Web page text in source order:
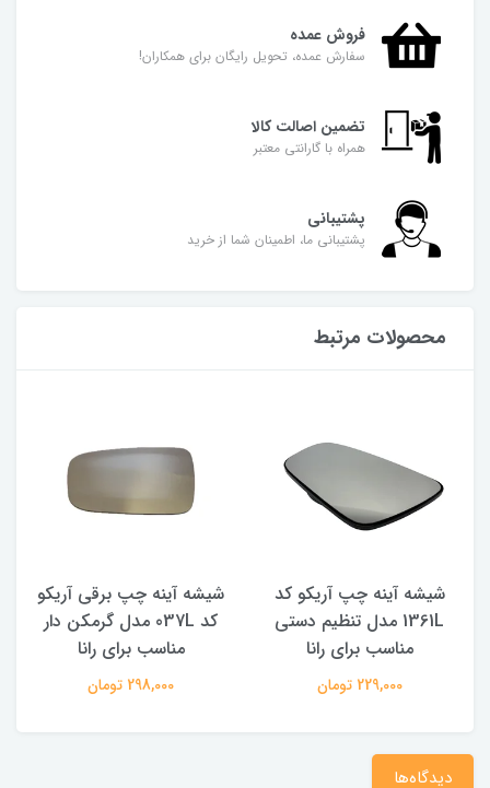
فروش عمده
سفارش عمده، تحویل رایگان برای همکاران!
تضمین اصالت کالا
همراه با گارانتی معتبر
پشتیبانی
پشتیبانی ما، اطمینان شما از خرید
محصولات مرتبط
شیشه آینه چپ آریکو کد
1361L مدل تنظیم دستی
مناسب برای رانا
229,000 تومان
شیشه آینه چپ برقی آریکو
کد 037L مدل گرمکن دار
مناسب برای رانا
298,000 تومان
دیدگاه‌ها